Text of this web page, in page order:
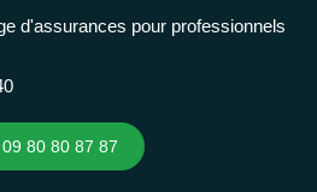
d'assurances pour professionnels
09 80 80 87 87